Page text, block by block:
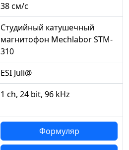
38 см/с
Студийный катушечный
магнитофон Mechlabor STM-
310
ESI Juli@
1 ch, 24 bit, 96 kHz
Формуляр